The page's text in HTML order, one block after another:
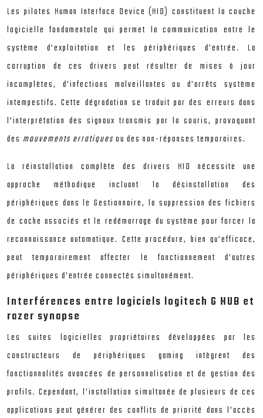
Les pilotes Human Interface Device (HID) constituent la couche
logicielle fondamentale qui permet la communication entre le
système d’exploitation et les périphériques d’entrée. La
corruption de ces drivers peut résulter de mises à jour
incomplètes, d’infections malveillantes ou d’arrêts système
intempestifs. Cette dégradation se traduit par des erreurs dans
l’interprétation des signaux transmis par la souris, provoquant
des mouvements erratiquesou des non-réponses temporaires.
La réinstallation complète des drivers HID nécessite une
approche méthodique incluant la désinstallation des
périphériques dans le Gestionnaire, la suppression des fichiers
de cache associés et le redémarrage du système pour forcer la
reconnaissance automatique. Cette procédure, bien qu’efficace,
peut temporairement affecter le fonctionnement d’autres
périphériques d’entrée connectés simultanément.
Interférences entre logiciels logitech G HUB et
razer synapse
Les suites logicielles propriétaires développées par les
constructeurs de périphériques gaming intègrent des
fonctionnalités avancées de personnalisation et de gestion des
profils. Cependant, l’installation simultanée de plusieurs de ces
applications peut générer des conflits de priorité dans l’accès